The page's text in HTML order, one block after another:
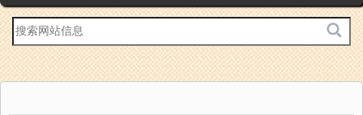
站
内
搜
索